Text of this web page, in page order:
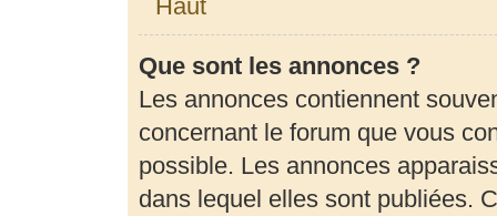
Haut
Que sont les annonces ?
Les annonces contiennent
concernant le forum que vous
possible. Les annonces
dans lequel elles sont publiées.